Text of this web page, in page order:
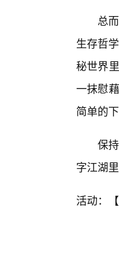
总
生存哲
秘世界
一抹慰
简单的
保
字江湖
活动：【